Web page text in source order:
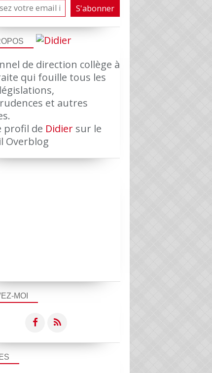
ACTU DU JOUR
INTÉRIEUR
MOI
de direction collège à
qui fouille tous les
et autres
profil de Didier sur le
Overblog